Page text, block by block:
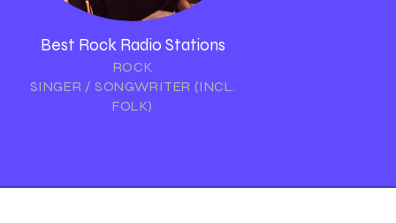
Best Rock Radio Stations
ROCK
SINGER / SONGWRITER (INCL.
FOLK)